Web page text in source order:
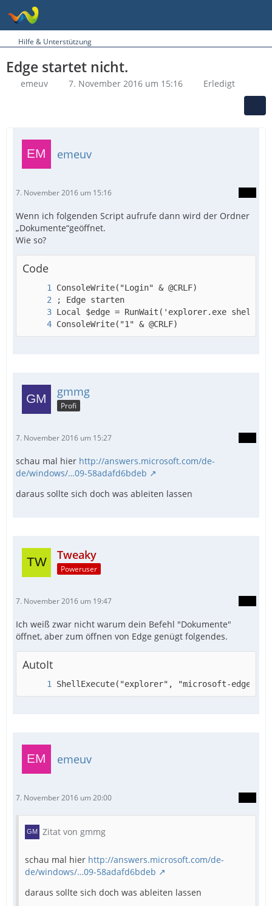
Hilfe & Unterstützung
Edge startet nicht.
emeuv 7. November 2016 um 15:16 Erledigt
emeuv
7. November 2016 um 15:16
Wenn ich folgenden Script aufrufe dann wird der Ordner
„Dokumente“geöffnet.
Wie so?
Code
ConsoleWrite("1" & @CRLF)
gmmg
Profi
7. November 2016 um 15:27
schau mal hier http://answers.microsoft.com/de-
de/windows/…09-58adafd6bdeb
daraus sollte sich doch was ableiten lassen
Tweaky
Poweruser
7. November 2016 um 19:47
Ich weiß zwar nicht warum dein Befehl "Dokumente"
öffnet, aber zum öffnen von Edge genügt folgendes.
AutoIt
ShellExecute("explorer", "microsoft-edge:")
emeuv
7. November 2016 um 20:00
Zitat von gmmg
schau mal hier http://answers.microsoft.com/de-
de/windows/…09-58adafd6bdeb
daraus sollte sich doch was ableiten lassen